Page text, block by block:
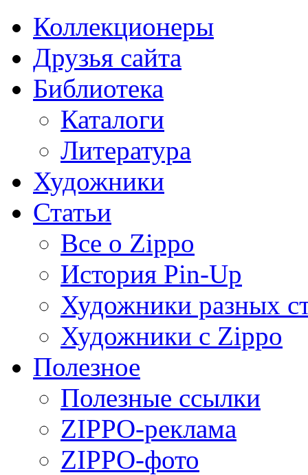
Коллекционеры
Друзья сайта
Библиотека
Каталоги
Литература
Художники
Статьи
Все о Zippo
История Pin-Up
Художники разных
Художники с Zippo
Полезное
Полезные ссылки
ZIPPO-реклама
ZIPPO-фото